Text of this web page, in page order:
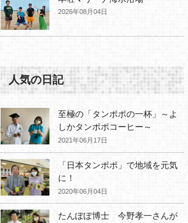
2026年08月04日
人気の日記
至極の「タンポポの一杯」～よ
しかタンポポコーヒー～
2021年06月17日
「日本タンポポ」で地域を元気
に！
2020年06月04日
たんぽぽ博士 今野孝一さんが